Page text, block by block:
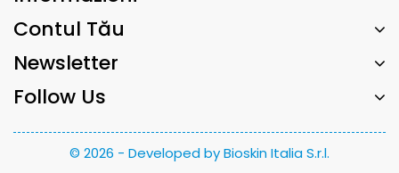
Contul Tău
Newsletter
Follow Us
© 2026 - Developed by Bioskin Italia S.r.l.